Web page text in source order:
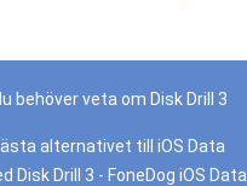
behöver veta om Disk Drill 3
alternativet till iOS Data
Disk Drill 3 - FoneDog iOS Data